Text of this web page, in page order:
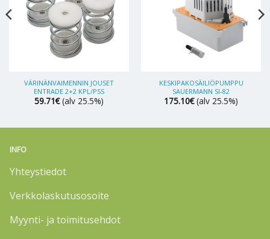
VÄRINÄNVAIMENNIN JOUSET
ENTRADE 2+2 KPL/PSS
59.71€ (alv 25.5%)
KESKIPAKOSÄILIÖPUMPPU
SAUERMANN SI-82
175.10€ (alv 25.5%)
INFO
Yhteystiedot
Verkkolaskutusosoite
Myynti- ja toimitusehdot